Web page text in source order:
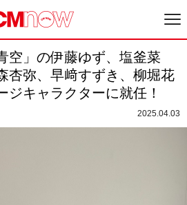
空」の伊藤ゆず、塩釜菜
杏弥、早﨑すずき、柳堀花
ジキャラクターに就任！
2025.04.03